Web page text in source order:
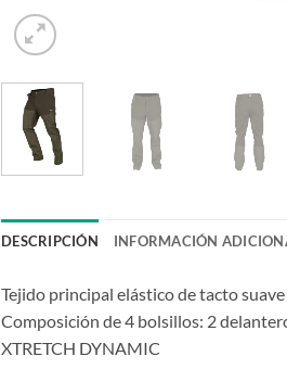
DESCRIPCIÓN INFORMACIÓN
Tejido principal elástico de tacto
Composición de 4 bolsillos: 2
XTRETCH DYNAMIC